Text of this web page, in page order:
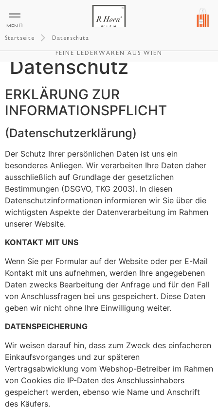
MENÜ
FEINE LEDERWAREN AUS WIEN
Startseite Datenschutz
Datenschutz
ERKLÄRUNG ZUR
INFORMATIONSPFLICHT
(Datenschutzerklärung)
Der Schutz Ihrer persönlichen Daten ist uns ein
besonderes Anliegen. Wir verarbeiten Ihre Daten daher
ausschließlich auf Grundlage der gesetzlichen
Bestimmungen (DSGVO, TKG 2003). In diesen
Datenschutzinformationen informieren wir Sie über die
wichtigsten Aspekte der Datenverarbeitung im Rahmen
unserer Website.
KONTAKT MIT UNS
Wenn Sie per Formular auf der Website oder per E-Mail
Kontakt mit uns aufnehmen, werden Ihre angegebenen
Daten zwecks Bearbeitung der Anfrage und für den Fall
von Anschlussfragen bei uns gespeichert. Diese Daten
geben wir nicht ohne Ihre Einwilligung weiter.
DATENSPEICHERUNG
Wir weisen darauf hin, dass zum Zweck des einfacheren
Einkaufsvorganges und zur späteren
Vertragsabwicklung vom Webshop-Betreiber im Rahmen
von Cookies die IP-Daten des Anschlussinhabers
gespeichert werden, ebenso wie Name und Anschrift
des Käufers.